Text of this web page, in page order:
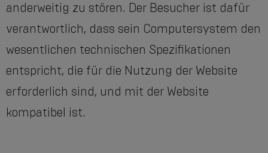
anderweitig zu stören. Der Besucher ist dafür
verantwortlich, dass sein Computersystem den
wesentlichen technischen Spezifikationen
entspricht, die für die Nutzung der Website
erforderlich sind, und mit der Website
kompatibel ist.